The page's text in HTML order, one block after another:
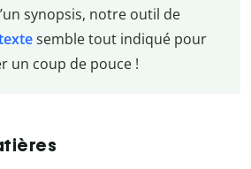
synopsis, notre outil de
semble tout indiqué pour
un coup de pouce !